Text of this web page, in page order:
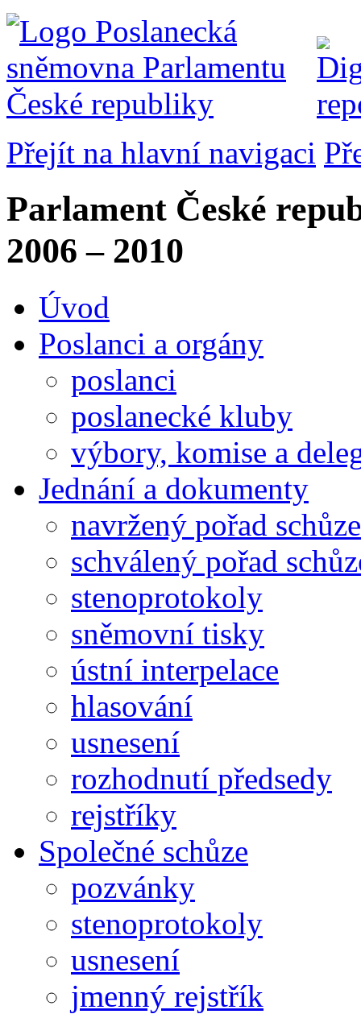
Přejít na hlavní navigaci
Parlament České
2006 – 2010
Úvod
Poslanci a orgány
poslanci
poslanecké kluby
výbory, komise a
Jednání a dokumenty
navržený pořad schůze
schválený pořad
stenoprotokoly
sněmovní tisky
ústní interpelace
hlasování
usnesení
rozhodnutí předsedy
rejstříky
Společné schůze
pozvánky
stenoprotokoly
usnesení
jmenný rejstřík